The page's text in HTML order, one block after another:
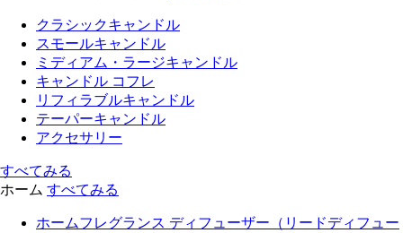
クラシックキャンドル
スモールキャンドル
ミディアム・ラージキャンドル
キャンドル コフレ
リフィラブルキャンドル
テーパーキャンドル
アクセサリー
すべてみる
ホーム すべてみる
ホームフレグランス ディフューザー（リードディフュー